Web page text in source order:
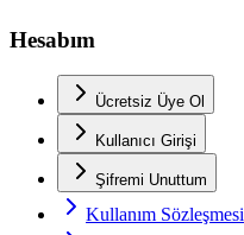
Hesabım
Ücretsiz Üye Ol
Kullanıcı Girişi
Şifremi Unuttum
Kullanım Sözleşmesi